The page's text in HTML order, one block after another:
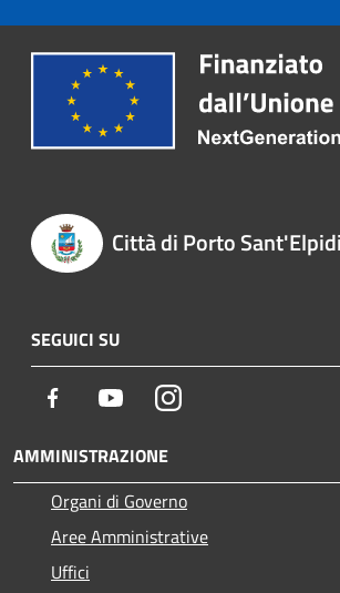
Città di Porto
SEGUICI SU
Facebook YoutubeInstagram
AMMINISTRAZIONE
Organi di Governo
Aree Amministrative
Uffici